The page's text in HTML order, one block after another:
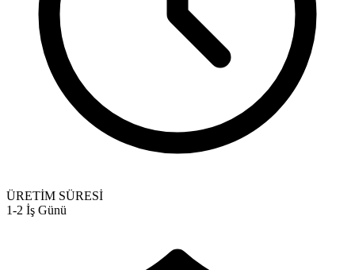
ÜRETİM SÜRESİ
1-2 İş Günü